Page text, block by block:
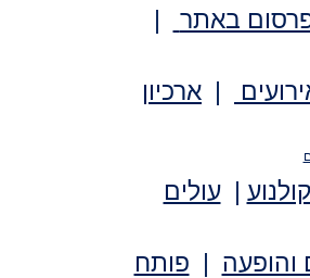
באתר
|
| ארכיון
|עולים
והופעה | פותח